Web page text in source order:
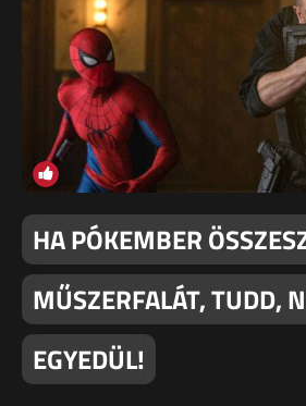
HA PÓKEMBER
MŰSZERFALÁT, TUDD,
EGYEDÜL!